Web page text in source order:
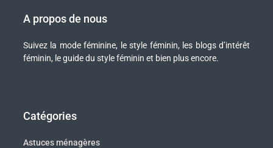
A propos de nous
Suivez la mode féminine, le style féminin, les blogs d’intérêt
féminin, le guide du style féminin et bien plus encore.
Catégories
Astuces ménagères